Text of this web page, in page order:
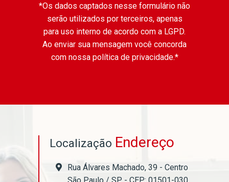
*Os dados captados nesse formulário não
serão utilizados por terceiros, apenas
para uso interno de acordo com a LGPD.
Ao enviar sua mensagem você concorda
com nossa política de privacidade.*
Localização Endereço
Rua Álvares Machado, 39 - Centro